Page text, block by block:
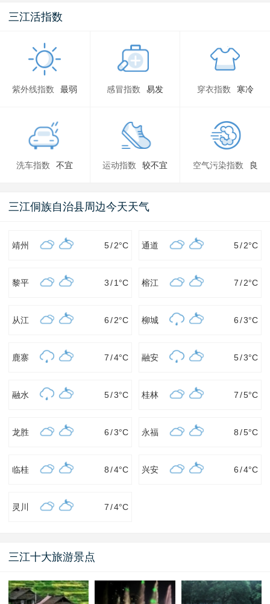
三江活指数
紫外线指数 最弱 感冒指数 易发 穿衣指数 寒冷
洗车指数 不宜 运动指数 较不宜 空气污染指数 良
三江侗族自治县周边今天天气
靖州 5/ 2°C 通道 5/2°C
黎平 3/ 1 °C 榕江 7 /2°C
从江 6/ 2°C 柳城 6 /3°C
鹿寨 7/4°C 融安 5/3°C
融水 5/3°C 桂林 7 /5°C
龙胜 6/3°C 永福 8 /5°C
临桂 8/4°C 兴安 6 /4°C
灵川 7/4°C
三江十大旅游景点